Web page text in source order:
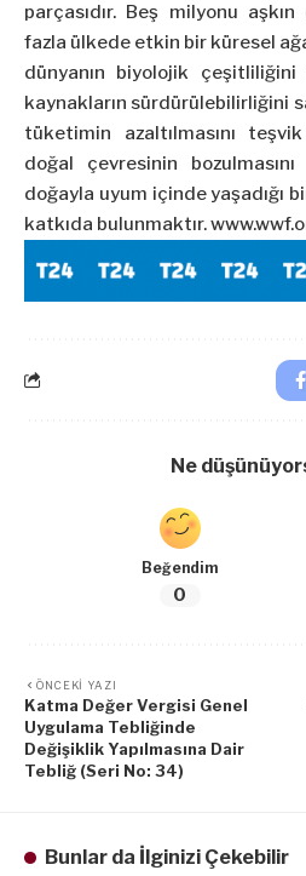
parçasıdır. Beş milyonu
fazla ülkede etkin bir küresel
dünyanın biyolojik
kaynakların sürdürülebilirliğini
tüketimin azaltılmasını
doğal çevresinin
doğayla uyum içinde yaşadığı
katkıda bulunmaktır.
Ne
Beğendim
0
ÖNCEKI YAZI
Katma Değer Vergisi Genel
Uygulama Tebliğinde
Değişiklik Yapılmasına Dair
Tebliğ (Seri No: 34)
Bunlar da İlginizi Çekebilir